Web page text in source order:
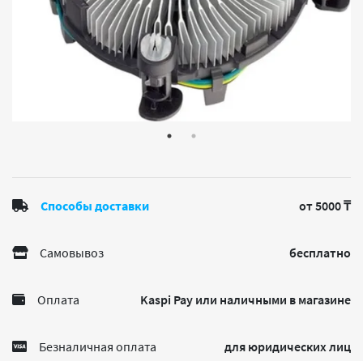
Способы доставки от 5000 ₸
Самовывоз бесплатно
Оплата Kaspi Pay или наличными в магазине
Безналичная оплата для юридических лиц